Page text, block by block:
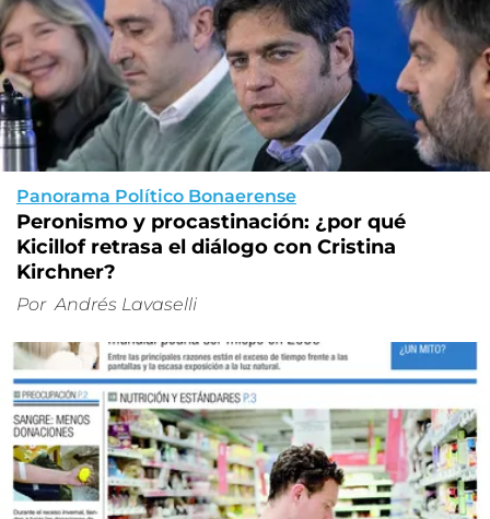
Panorama Político Bonaerense
Peronismo y procastinación: ¿por qué
Kicillof retrasa el diálogo con Cristina
Kirchner?
Por Andrés Lavaselli